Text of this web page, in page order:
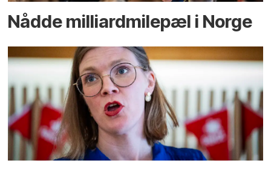
Nådde milliard­­milepæl i Norge